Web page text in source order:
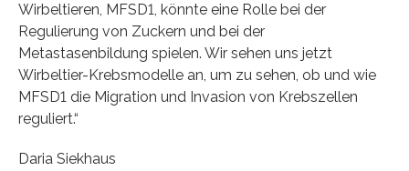
Wirbeltieren, MFSD1, könnte eine Rolle bei der
Regulierung von Zuckern und bei der
Metastasenbildung spielen. Wir sehen uns jetzt
Wirbeltier-Krebsmodelle an, um zu sehen, ob und wie
MFSD1 die Migration und Invasion von Krebszellen
reguliert.“
Daria Siekhaus